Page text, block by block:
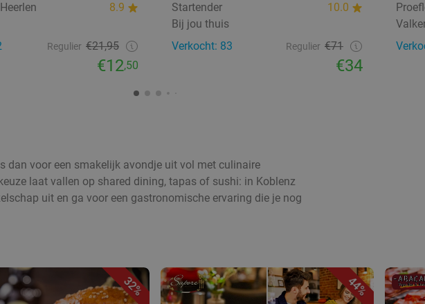
8.9
Regulier €21,95
€12,50
Startender
10.0
Bij jou thuis
Verkocht: 83
Regulier €71
€34
dan voor een smakelijk avondje uit vol met culinaire
laat vallen op shared dining, tapas of sushi: in Koblenz
uit en ga voor een gastronomische ervaring die je nog
32% 44%